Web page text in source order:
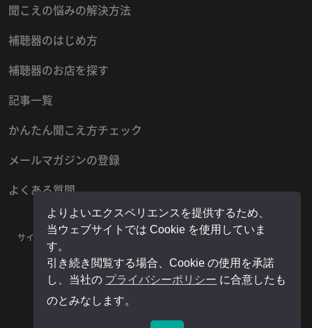
聞こえの悩みの解決方法
補聴器のはじめ方
補聴器のお店を探す
記事一覧
かんたん聞こえ方チェック
メールマガジンの登録
よくある質問
サイトマップ プライバシーポリシー お問い合わせ
運営者情報
販売店様用マイページ
よりよいエクスペリエンスを提供するため、
当ウェブサイトでは Cookie を使用していま
す。
引き続き閲覧する場合、Cookie の使用を承諾
し、当社の プライバシーポリシー に合意したも
のとみなします。